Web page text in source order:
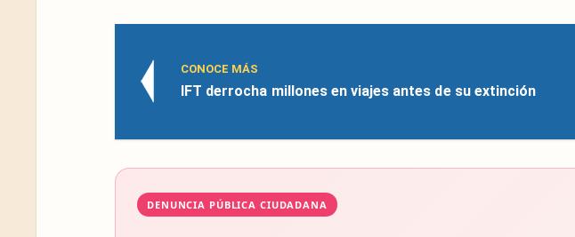
CONOCE MÁS
IFT derrocha millones en viajes antes de su extinción
DENUNCIA PÚBLICA CIUDADANA